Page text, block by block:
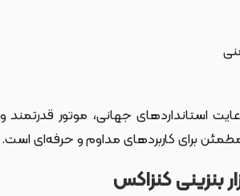
استانداردهای جهانی، موتور قدرتمند و
برای کاربردهای مداوم و حرفه‌ای است.
بنزینی کنزاکس